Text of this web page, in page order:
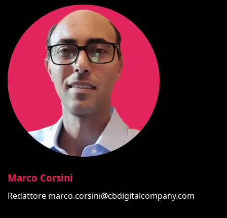
Marco Corsini
Redattore marco.corsini@cbdigitalcompany.com